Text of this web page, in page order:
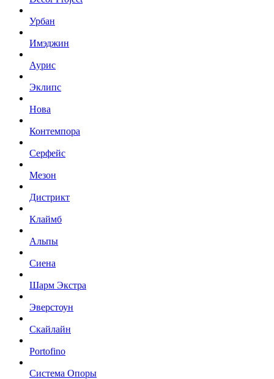
Урбан
Имэджин
Аурис
Эклипс
Нова
Контемпора
Серфейс
Мезон
Дистрикт
Клаймб
Альпы
Сиена
Шарм Экстра
Эверстоун
Скайлайн
Portofino
Система Опоры